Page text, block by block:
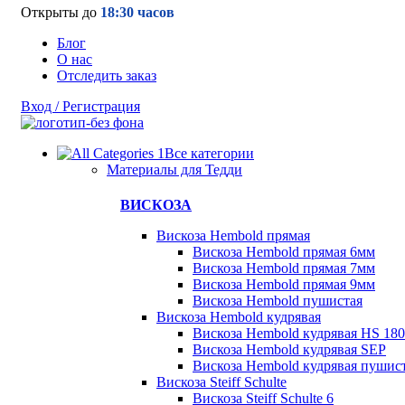
Открыты до 18:30 часов
Блог
О нас
Отследить заказ
Вход / Регистрация
Все категории
Материалы для Тедди
ВИСКОЗА
Вискоза Hembold прямая
Вискоза Hembold прямая 6мм
Вискоза Hembold прямая 7мм
Вискоза Hembold прямая 9мм
Вискоза Hembold пушистая
Вискоза Hembold кудрявая
Вискоза Hembold кудрявая HS 180
Вискоза Hembold кудрявая SEP
Вискоза Hembold кудрявая
Вискоза Steiff Schulte
Вискоза Steiff Schulte 6